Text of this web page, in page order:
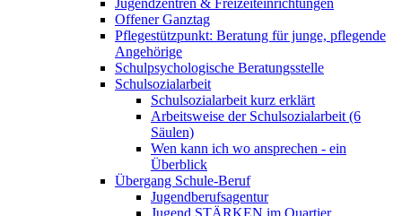
Jugendzentren & Freizeiteinrichtungen
Offener Ganztag
Pflegestützpunkt: Beratung für junge, pflegende
Angehörige
Schulpsychologische Beratungsstelle
Schulsozialarbeit
Schulsozialarbeit kurz erklärt
Arbeitsweise der Schulsozialarbeit (6
Säulen)
Wen kann ich wo ansprechen - ein
Überblick
Übergang Schule-Beruf
Jugendberufsagentur
Jugend STÄRKEN im Quartier